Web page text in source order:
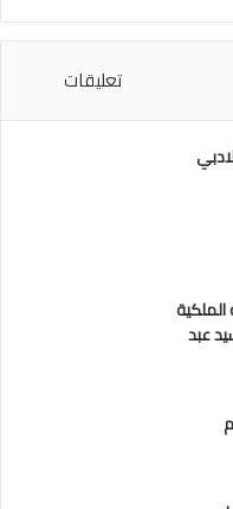
تعليقات
التقرير الادبي
عبد